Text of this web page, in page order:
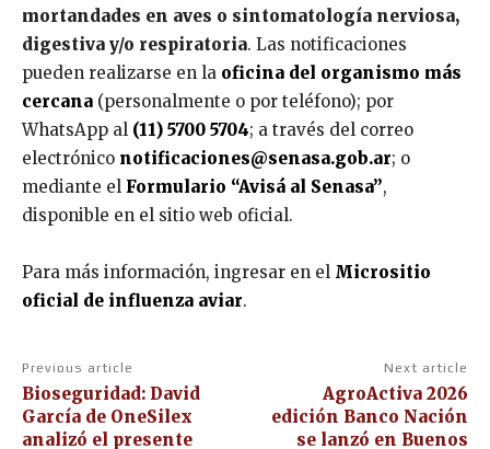
mortandades en aves o sintomatología nerviosa,
digestiva y/o respiratoria. Las notificaciones
pueden realizarse en la oficina del organismo más
cercana (personalmente o por teléfono); por
WhatsApp al (11) 5700 5704; a través del correo
electrónico notificaciones@senasa.gob.ar; o
mediante el Formulario “Avisá al Senasa”,
disponible en el sitio web oficial.
Para más información, ingresar en el Micrositio
oficial de influenza aviar.
Previous article
Bioseguridad: David
García de OneSilex
analizó el presente
Next article
AgroActiva 2026
edición Banco Nación
se lanzó en Buenos